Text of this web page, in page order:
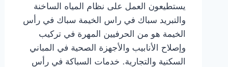
يستطيعون العمل على نظام المياه الساخنة
والتبريد سباك في راس الخيمة سباك في رأس
الخيمة هو من الحرفيين المهرة في تركيب
وإصلاح الأنابيب والأجهزة الصحية في المباني
السكنية والتجارية. خدمات السباكة في رأس